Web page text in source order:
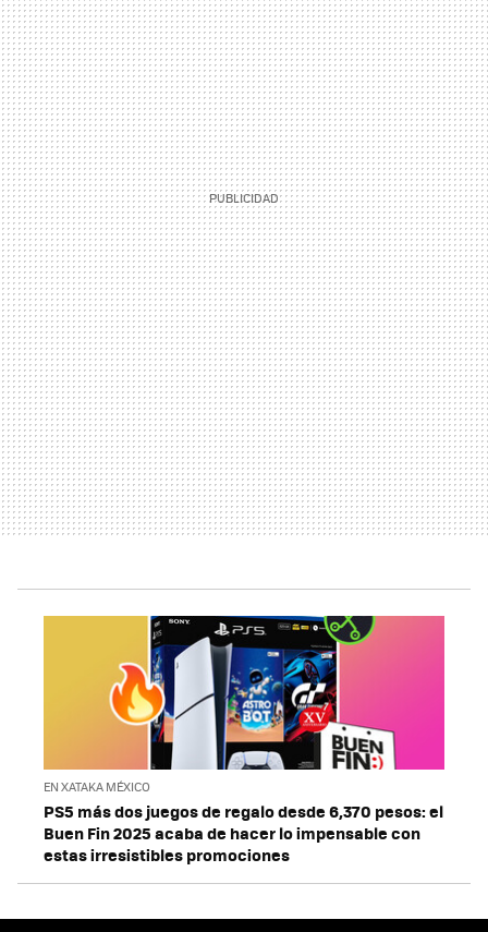
EN XATAKA MÉXICO
PS5 más dos juegos de regalo desde 6,370 pesos: el
Buen Fin 2025 acaba de hacer lo impensable con
estas irresistibles promociones